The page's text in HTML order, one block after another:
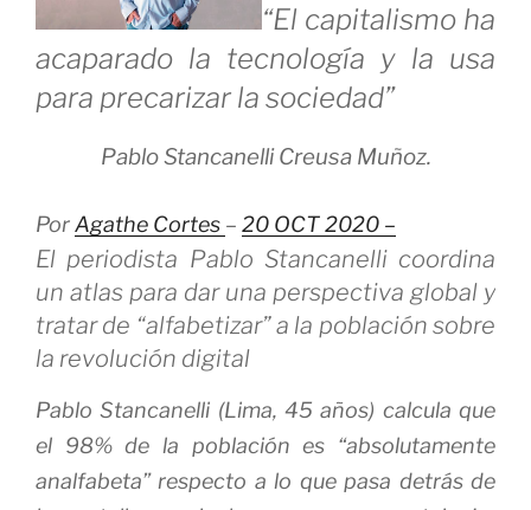
“El capitalismo ha
acaparado la tecnología y la usa
para precarizar la sociedad”
Pablo StancanelliCreusa Muñoz.
PorAgathe Cortes – 20 OCT 2020 –
El periodista Pablo Stancanelli coordina
un atlas para dar una perspectiva global y
tratar de “alfabetizar” a la población sobre
la revolución digital
Pablo Stancanelli (Lima, 45 años) calcula que
el 98% de la población es “absolutamente
analfabeta” respecto a lo que pasa detrás de